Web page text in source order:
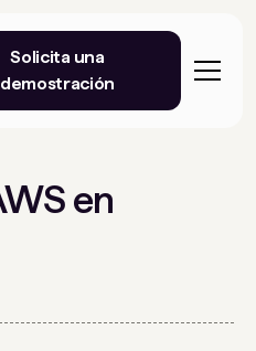
Solicita una
demostración
en